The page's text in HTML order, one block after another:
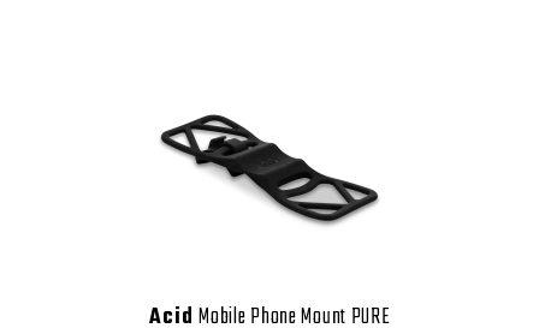
Acid Mobile Phone Mount PURE